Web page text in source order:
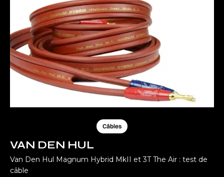
Câbles
VAN DEN HUL
Van Den Hul Magnum Hybrid MkII et 3T The Air : test de
câble